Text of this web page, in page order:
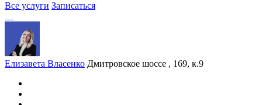
Все услуги Записаться
Елизавета Власенко Дмитровское шоссе , 169, к.9